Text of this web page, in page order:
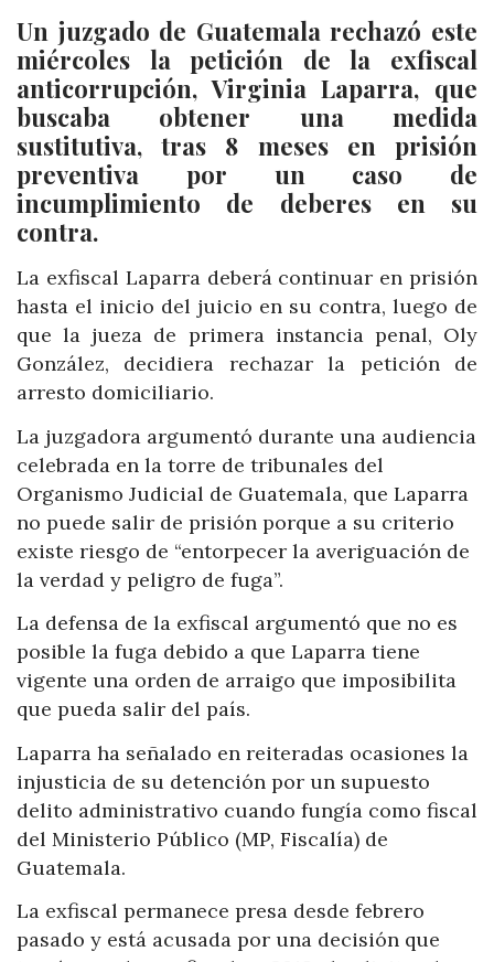
Un juzgado de Guatemala rechazó este
miércoles la petición de la exfiscal
anticorrupción, Virginia Laparra, que
buscaba obtener una medida
sustitutiva, tras 8 meses en prisión
preventiva por un caso de
incumplimiento de deberes en su
contra.
La exfiscal Laparra deberá continuar en prisión
hasta el inicio del juicio en su contra, luego de
que la jueza de primera instancia penal, Oly
González, decidiera rechazar la petición de
arresto domiciliario.
La juzgadora argumentó durante una audiencia
celebrada en la torre de tribunales del
Organismo Judicial de Guatemala, que Laparra
no puede salir de prisión porque a su criterio
existe riesgo de “entorpecer la averiguación de
la verdad y peligro de fuga”.
La defensa de la exfiscal argumentó que no es
posible la fuga debido a que Laparra tiene
vigente una orden de arraigo que imposibilita
que pueda salir del país.
Laparra ha señalado en reiteradas ocasiones la
injusticia de su detención por un supuesto
delito administrativo cuando fungía como fiscal
del Ministerio Público (MP, Fiscalía) de
Guatemala.
La exfiscal permanece presa desde febrero
pasado y está acusada por una decisión que